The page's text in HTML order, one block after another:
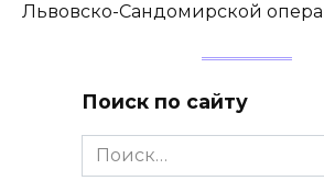
Львовско-Сандомирской
Поиск по сайту
Search
for: